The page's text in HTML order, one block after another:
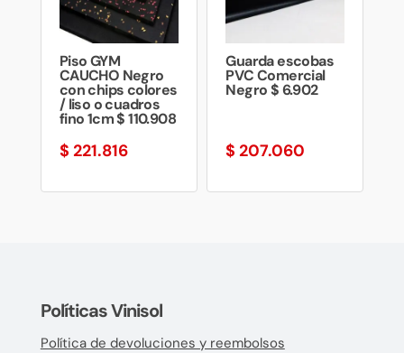
Piso GYM
CAUCHO Negro
con chips colores
/ liso o cuadros
fino 1cm $ 110.908
$ 221.816
Guarda escobas
PVC Comercial
Negro $ 6.902
$ 207.060
Políticas Vinisol
Política de devoluciones y reembolsos